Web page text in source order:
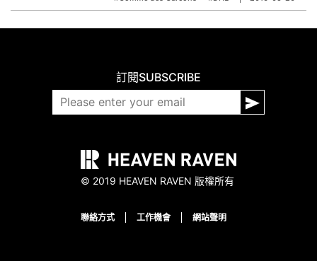
訂閱SUBSCRIBE
© 2019 HEAVEN RAVEN 版權所有
聯絡方式 工作機會 網站聲明